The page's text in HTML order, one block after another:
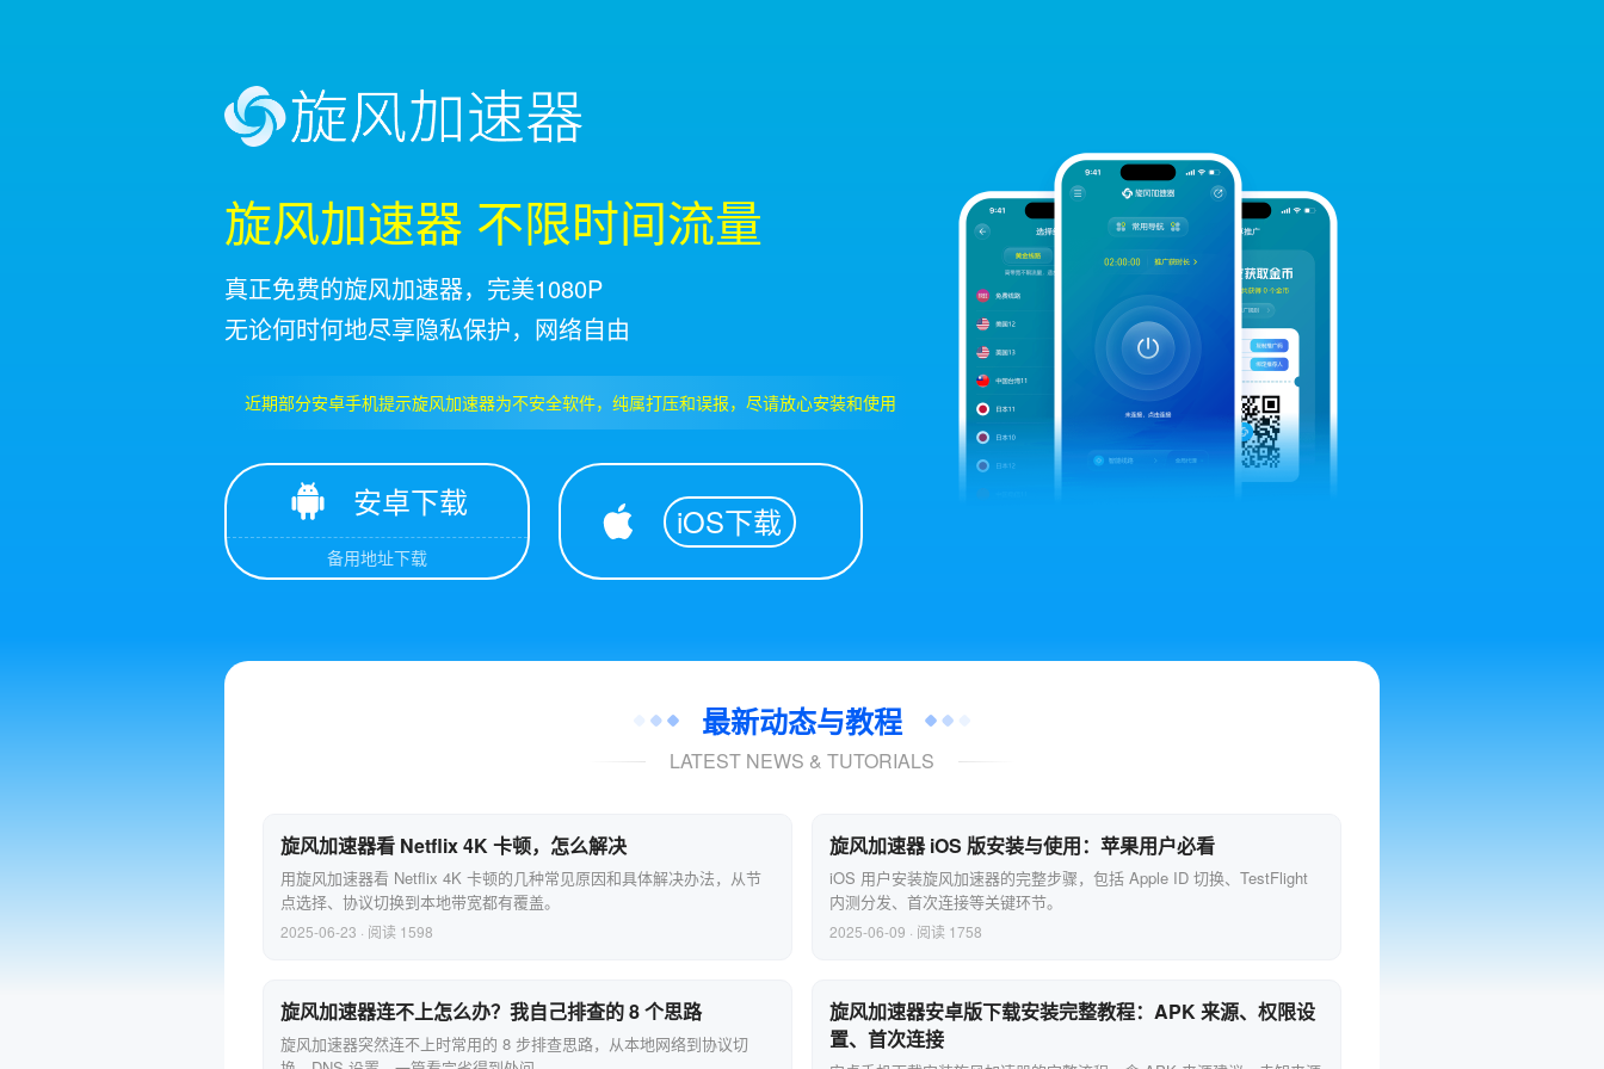
旋风加速器 不限时间流量
真正免费的旋风加速器，完美1080P
无论何时何地尽享隐私保护，网络自由
近期部分安卓手机提示旋风加速器为不安全软件，纯属打压和误报，尽请放心安装和使用
安卓下载
备用地址下载
iOS下载
最新动态与教程
LATEST NEWS & TUTORIALS
旋风加速器看 Netflix 4K 卡顿，怎么解决
用旋风加速器看 Netflix 4K 卡顿的几种常见原因和具体解决办法，从节
点选择、协议切换到本地带宽都有覆盖。
2025-06-23 · 阅读 1598
旋风加速器 iOS 版安装与使用：苹果用户必看
iOS 用户安装旋风加速器的完整步骤，包括 Apple ID 切换、TestFlight
内测分发、首次连接等关键环节。
2025-06-09 · 阅读 1758
旋风加速器连不上怎么办？我自己排查的 8 个思路
旋风加速器突然连不上时常用的 8 步排查思路，从本地网络到协议切
旋风加速器安卓版下载安装完整教程：APK 来源、权限设
置、首次连接